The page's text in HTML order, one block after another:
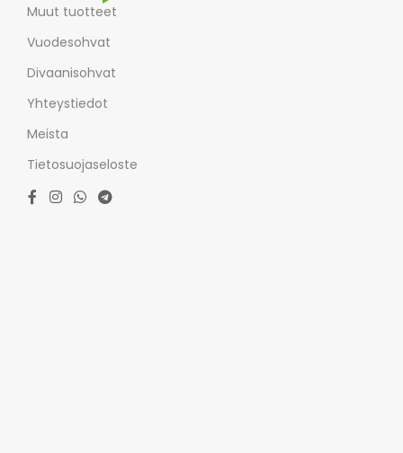
Muut tuotteet
Vuodesohvat
Divaanisohvat
Yhteystiedot
Meista
Tietosuojaseloste